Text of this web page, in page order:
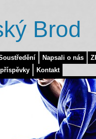
Napsali o nás
Kontakt
Brod